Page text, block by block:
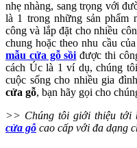
nhẹ nhàng, sang trọng với
là 1 trong những sản phẩm
công và lắp đặt cho nhiều
chung hoặc theo nhu cầu
mẫu cửa gỗ sồi được thi
cách Úc là 1 ví dụ, chúng
cuộc sống cho nhiều gia
cửa gỗ, bạn hãy gọi cho
>> Chúng tôi giới thiệu tới
cửa gỗ cao cấp với đa dạng